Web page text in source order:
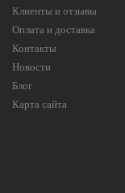
Клиенты и отзывы
Оплата и доставка
Контакты
Новости
Блог
Карта сайта